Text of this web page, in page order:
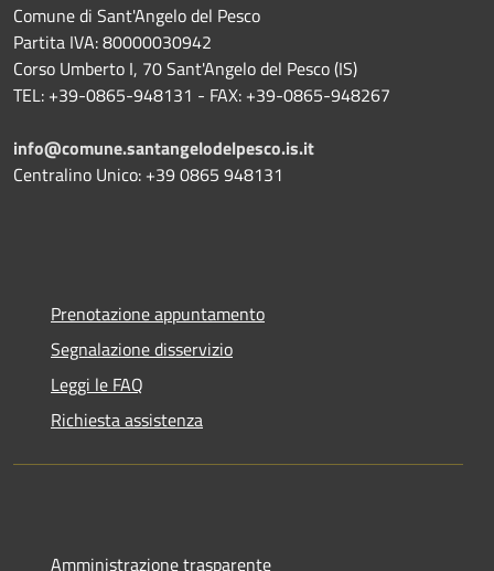
Comune di Sant'Angelo del Pesco
Partita IVA: 80000030942
Corso Umberto I, 70 Sant'Angelo del Pesco (IS)
TEL: +39-0865-948131 - FAX: +39-0865-948267
info@comune.santangelodelpesco.is.it
Centralino Unico: +39 0865 948131
Prenotazione appuntamento
Segnalazione disservizio
Leggi le FAQ
Richiesta assistenza
Amministrazione trasparente